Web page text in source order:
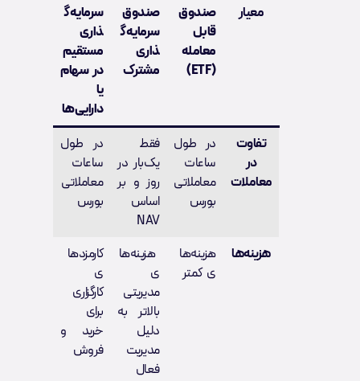
معیار
صندوق
قابل
معامله
(ETF)
صندوق
سرمایه‌گ
ذاری
مشترک
سرمایه‌گ
ذاری
مستقیم
در سهام
یا
دارایی‌ها
تفاوت
در
معاملات
در طول
ساعات
معاملاتی
بورس
فقط
یک‌بار در
روز و بر
اساس
NAV
در طول
ساعات
معاملاتی
بورس
هزینه‌ها
هزینه‌ها
ی کمتر
هزینه‌ها
ی
مدیریتی
بالاتر به
دلیل
مدیریت
فعال
کارمزدها
ی
کارگزاری
برای
خرید و
فروش